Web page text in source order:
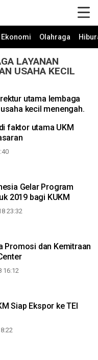
Ekonomi Olahraga
LAYANAN
USAHA KECIL
utama lembaga
kecil menengah.
faktor utama UKM
Gelar Program
2019 bagi KUKM
23:32
Promosi dan Kemitraan
16:12
Siap Ekspor ke TEI